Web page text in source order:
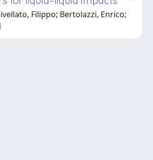
Filippo; Bertolazzi, Enrico;